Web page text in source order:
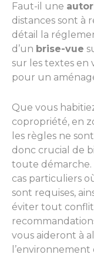
Faut-il une
distances sont à
détail la
d’un brise-vue
sur les textes en
pour un
Que vous
copropriété, en
les règles ne
donc crucial de
toute démarche.
cas particuliers
sont requises,
éviter tout conflit
vous aideront à